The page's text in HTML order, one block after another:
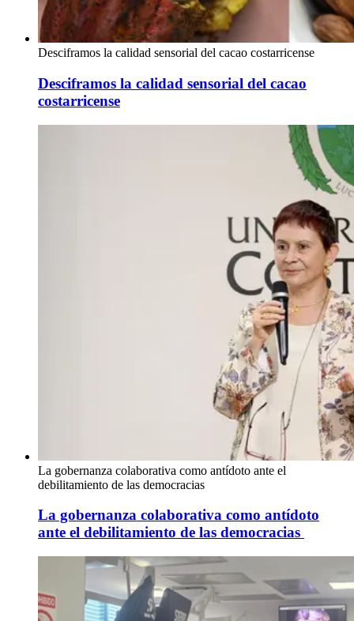
Desciframos la calidad sensorial del cacao costarricense
Desciframos la calidad sensorial del cacao
costarricense
La gobernanza colaborativa como antídoto ante el
debilitamiento de las democracias
La gobernanza colaborativa como antídoto
ante el debilitamiento de las democracias